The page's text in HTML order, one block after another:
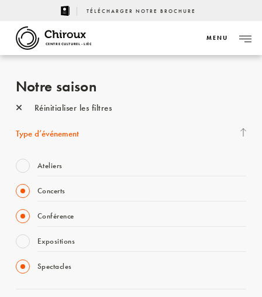
TÉLÉCHARGER NOTRE BROCHURE
CENTRE CULTUREL - LIÈGE
MENU
Notre saison
Réinitialiser les filtres
Type d’événement
Ateliers
Concerts
Conférence
Expositions
Spectacles